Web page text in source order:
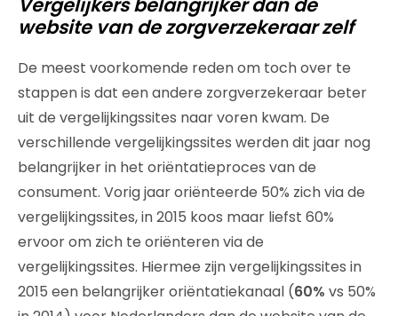
website van de zorgverzekeraar zelf
De meest voorkomende reden om toch over te
stappen is dat een andere zorgverzekeraar beter
uit de vergelijkingssites naar voren kwam. De
verschillende vergelijkingssites werden dit jaar nog
belangrijker in het oriëntatieproces van de
consument. Vorig jaar oriënteerde 50% zich via de
vergelijkingssites, in 2015 koos maar liefst 60%
ervoor om zich te oriënteren via de
vergelijkingssites. Hiermee zijn vergelijkingssites in
2015 een belangrijker oriëntatiekanaal (60% vs 50%